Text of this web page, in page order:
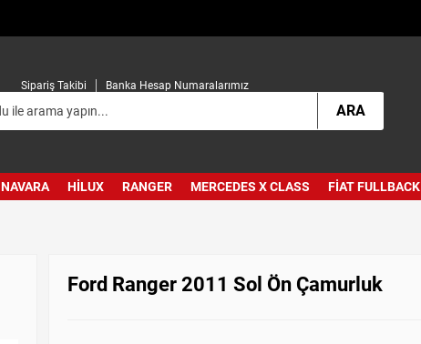
Sipariş Takibi Banka Hesap Numaralarımız
ARA
NAVARA HILUX RANGER MERCEDES X CLASS FIAT FULLBACK
Ford Ranger 2011 Sol Ön Çamurluk